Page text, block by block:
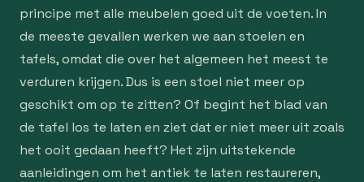
principe met alle meubelen goed uit de voeten. In
de meeste gevallen werken we aan stoelen en
tafels, omdat die over het algemeen het meest te
verduren krijgen. Dus is een stoel niet meer op
geschikt om op te zitten? Of begint het blad van
de tafel los te laten en ziet dat er niet meer uit zoals
het ooit gedaan heeft? Het zijn uitstekende
aanleidingen om het antiek te laten restaureren,